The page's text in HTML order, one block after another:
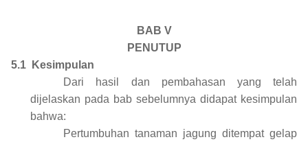
BAB V
PENUTUP
5.1
Kesimpulan
Dari hasil dan pembahasan yang telah
dijelaskan pada bab sebelumnya didapat kesimpulan
bahwa:
Pertumbuhan tanaman jagung ditempat gelap